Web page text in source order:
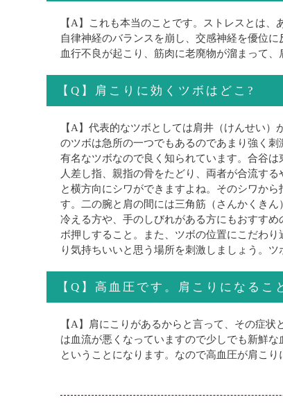
【A】これも本当のことです。ストレスとは
自律神経のバランスを崩し、交感神経を優位
血行不良が起こり、筋肉に老廃物が溜まって、
【Q】肩こりに効くツボはどこ?
【A】代表的なツボとしては肩井（けんせい
のツボは急所の一つでもあるのであまり強く
有名なツボなので良く知られています。合谷
人差し指、親指の骨をたどり、両者が合流す
と横方向にシワができますよね。そのシワか
す。二の腕と肩の間には三角筋（さんかくき
冷える方や、手のしびれがある方にもおすす
ボ押しすること。また、ツボの位置にこだわ
り気持ちいいと思う場所を刺激しましょう。
【Q】高血圧です。肩こりになるこ
【A】肩にこりがあるからと言って、その症
は血流が悪くなっていますので少しでも新鮮
ということになります。なので高血圧が肩こ